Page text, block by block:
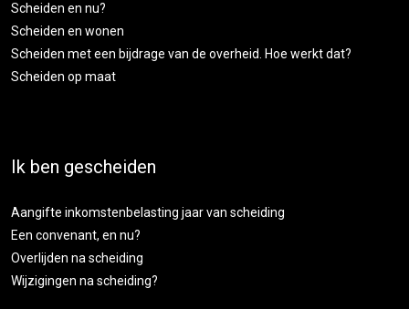
Scheiden en nu?
Scheiden en wonen
Scheiden met een bijdrage van de overheid. Hoe werkt dat?
Scheiden op maat
Ik ben gescheiden
Aangifte inkomstenbelasting jaar van scheiding
Een convenant, en nu?
Overlijden na scheiding
Wijzigingen na scheiding?